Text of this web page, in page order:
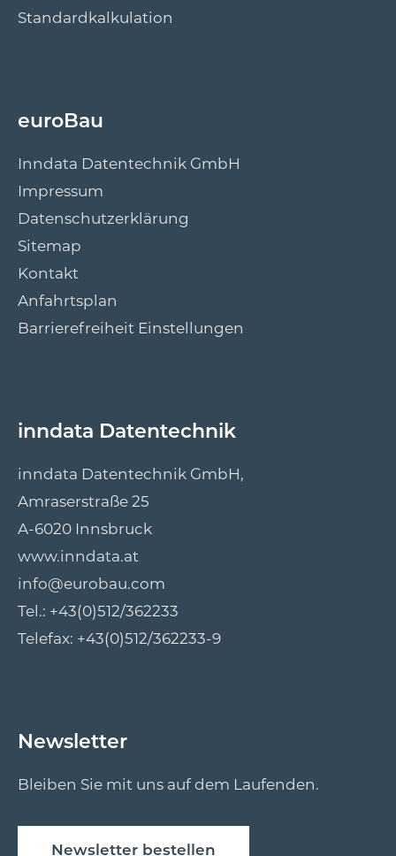
Standardkalkulation
euroBau
Inndata Datentechnik GmbH
Impressum
Datenschutzerklärung
Sitemap
Kontakt
Anfahrtsplan
Barrierefreiheit Einstellungen
inndata Datentechnik
inndata Datentechnik GmbH,
Amraserstraße 25
A-6020 Innsbruck
www.inndata.at
info@eurobau.com
Tel.: +43(0)512/362233
Telefax: +43(0)512/362233-9
Newsletter
Bleiben Sie mit uns auf dem Laufenden.
Newsletter bestellen